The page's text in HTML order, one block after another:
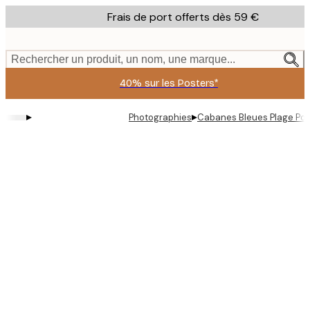
to
content.
Frais de port offerts dès 59 €
Rechercher un produit, un nom, une marque...
40% sur les Posters*
▸ Photographies▸Cabanes Bleues Plage